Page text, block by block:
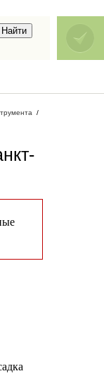
/